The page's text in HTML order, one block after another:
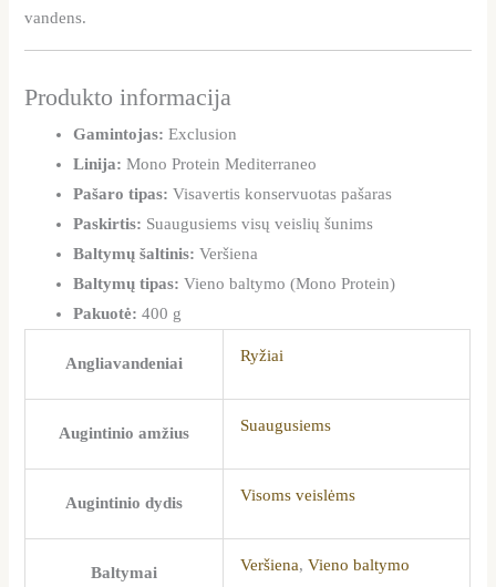
vandens.
Produkto informacija
Gamintojas: Exclusion
Linija: Mono Protein Mediterraneo
Pašaro tipas: Visavertis konservuotas pašaras
Paskirtis: Suaugusiems visų veislių šunims
Baltymų šaltinis: Veršiena
Baltymų tipas: Vieno baltymo (Mono Protein)
Pakuotė: 400 g
Angliavandeniai Ryžiai
Augintinio amžius Suaugusiems
Augintinio dydis Visoms veislėms
Baltymai Veršiena,Vieno baltymo